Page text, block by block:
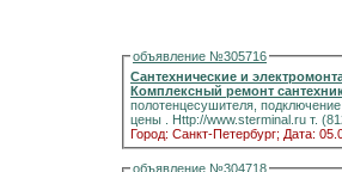
объявление №305716
Сантехнические и электромонтажные
Комплексный ремонт
полотенцесушителя,
цены . Http://www.sterminal.ru
Город: Санкт-Петербург; Дата:
объявление №304718